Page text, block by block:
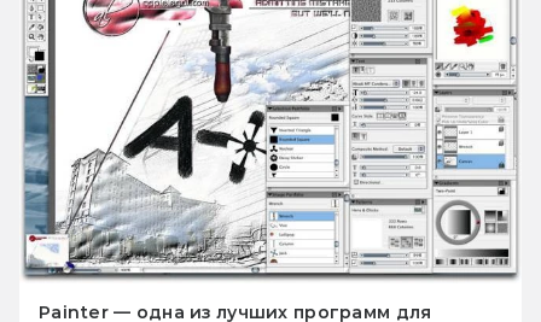
Painter — одна из лучших программ для